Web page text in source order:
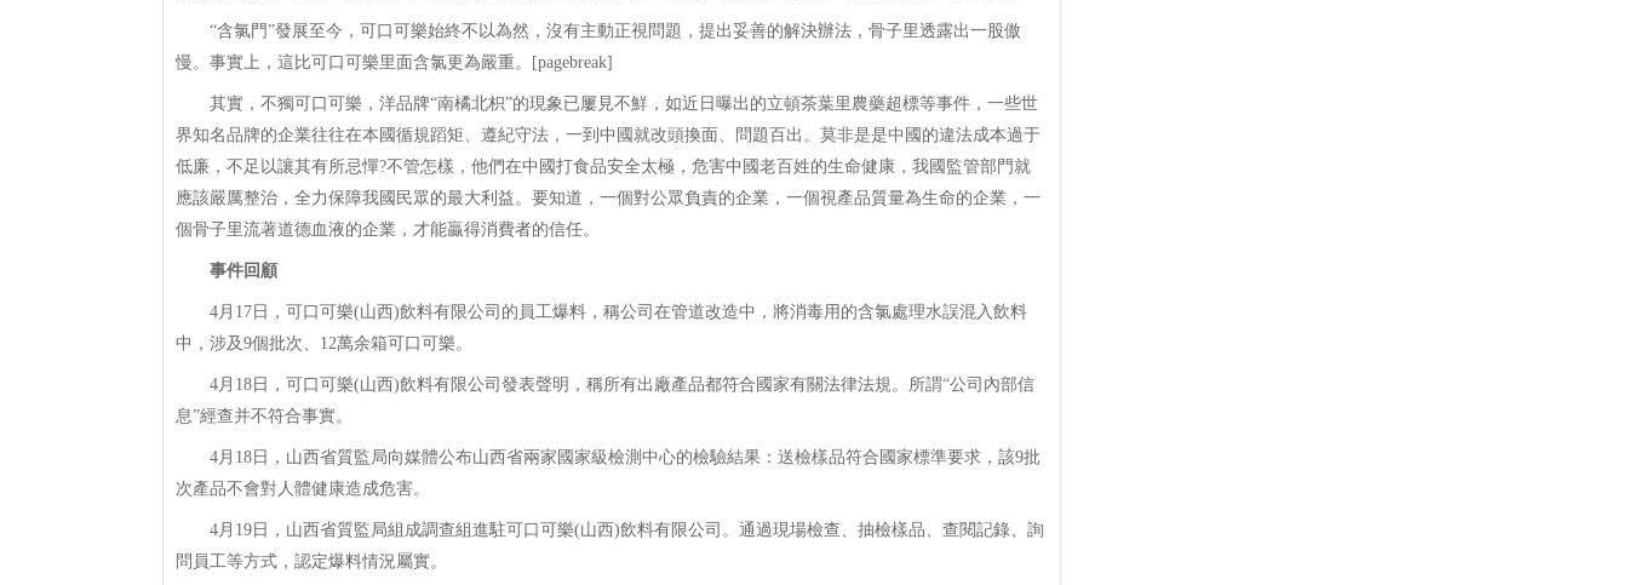
“含氯門”發展至今，可口可樂始終不以為然，沒有主動正視問題，提出妥善的解決辦法，骨子里透露出一股傲
慢。事實上，這比可口可樂里面含氯更為嚴重。[pagebreak]
其實，不獨可口可樂，洋品牌“南橘北枳”的現象已屢見不鮮，如近日曝出的立頓茶葉里農藥超標等事件，一些世
界知名品牌的企業往往在本國循規蹈矩、遵紀守法，一到中國就改頭換面、問題百出。莫非是是中國的違法成本過于
低廉，不足以讓其有所忌憚?不管怎樣，他們在中國打食品安全太極，危害中國老百姓的生命健康，我國監管部門就
應該嚴厲整治，全力保障我國民眾的最大利益。要知道，一個對公眾負責的企業，一個視產品質量為生命的企業，一
個骨子里流著道德血液的企業，才能贏得消費者的信任。
事件回顧
4月17日，可口可樂(山西)飲料有限公司的員工爆料，稱公司在管道改造中，將消毒用的含氯處理水誤混入飲料
中，涉及9個批次、12萬余箱可口可樂。
4月18日，可口可樂(山西)飲料有限公司發表聲明，稱所有出廠產品都符合國家有關法律法規。所謂“公司內部信
息”經查并不符合事實。
4月18日，山西省質監局向媒體公布山西省兩家國家級檢測中心的檢驗結果：送檢樣品符合國家標準要求，該9批
次產品不會對人體健康造成危害。
4月19日，山西省質監局組成調查組進駐可口可樂(山西)飲料有限公司。通過現場檢查、抽檢樣品、查閱記錄、詢
問員工等方式，認定爆料情況屬實。